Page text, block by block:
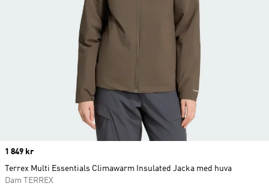
Price
1 849 kr
Terrex Multi Essentials Climawarm Insulated Jacka med huva
Dam TERREX